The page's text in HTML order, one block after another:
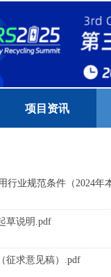
项目资讯
行业规范条件（2024年
草说明.pdf
征求意见稿）.pdf